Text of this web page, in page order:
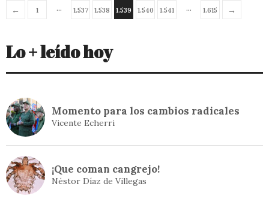
← 1 … 1.537 1.538 1.539 1.540 1.541 … 1.615 →
Lo + leído hoy